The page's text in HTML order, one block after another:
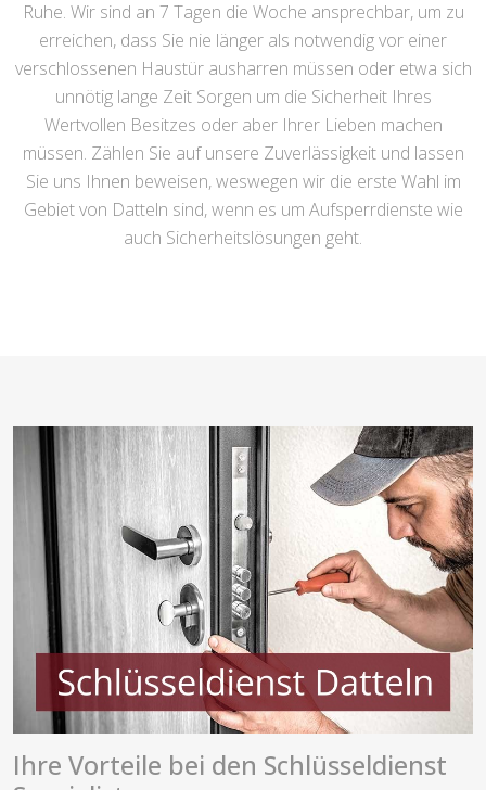
Ruhe. Wir sind an 7 Tagen die Woche ansprechbar, um zu
erreichen, dass Sie nie länger als notwendig vor einer
verschlossenen Haustür ausharren müssen oder etwa sich
unnötig lange Zeit Sorgen um die Sicherheit Ihres
Wertvollen Besitzes oder aber Ihrer Lieben machen
müssen. Zählen Sie auf unsere Zuverlässigkeit und lassen
Sie uns Ihnen beweisen, weswegen wir die erste Wahl im
Gebiet von Datteln sind, wenn es um Aufsperrdienste wie
auch Sicherheitslösungen geht.
Ihre Vorteile bei den Schlüsseldienst